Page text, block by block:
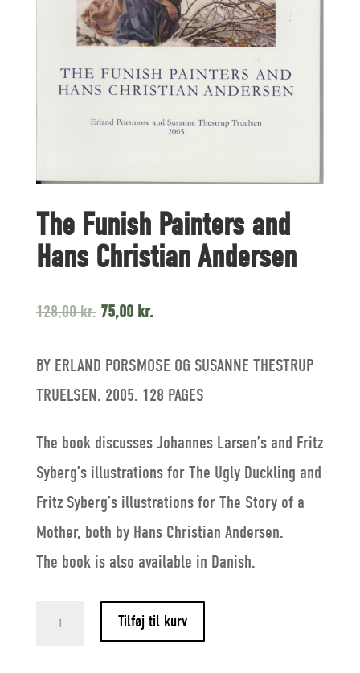
The Funish Painters and
Hans Christian Andersen
128,00kr. Original
was:
128,00 kr..
75,00 kr.Current
is:
75,00 kr..
BY ERLAND PORSMOSE OG SUSANNE THESTRUP
TRUELSEN. 2005. 128 PAGES
The book discusses Johannes Larsen’s and Fritz
Syberg’s illustrations for The Ugly Duckling and
Fritz Syberg’s illustrations for The Story of a
Mother, both by Hans Christian Andersen.
The book is also available in Danish.
Tilføj til kurv